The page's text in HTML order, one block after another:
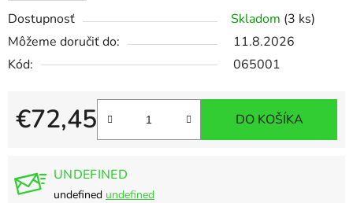
Dostupnosť Skladom (3 ks)
Môžeme doručiť do:
11.8.2026
Kód:
065001
€72,45
Jednotková cena:
DO KOŠÍKA
UNDEFINED
undefined undefined